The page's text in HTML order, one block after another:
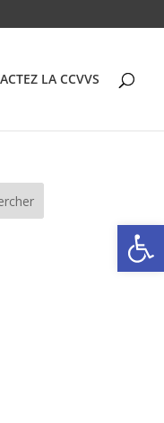
Ouvrir
LA CCVVS